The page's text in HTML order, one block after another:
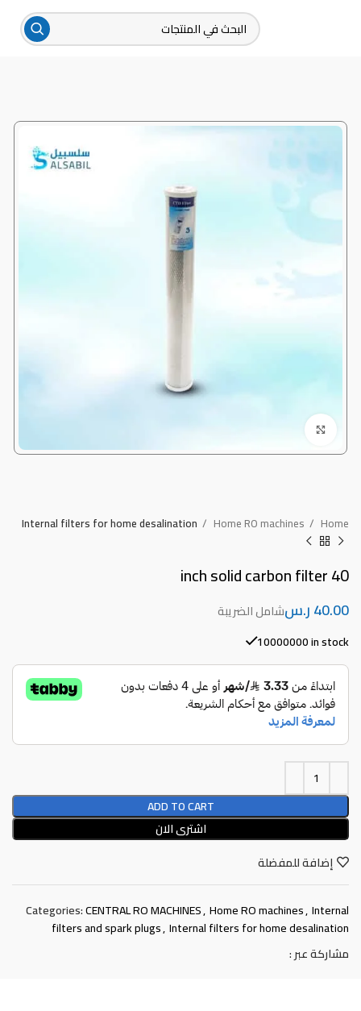
Home
Home RO machines
Internal filters for home desalination
40 inch solid carbon filter
ر.س
10000000 in stock
ADD TO CART
اشترى الان
إضافة للمفضلة
Categories:CENTRAL RO MACHINES,Home RO machines,Internal
filters and spark plugs,Internal filters for home desalination
مشاركة عبر :